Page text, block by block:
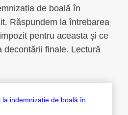
de boală în
Răspundem la întrebarea
pentru aceasta și ce
decontării finale. Lectură
indemnizație de boală în